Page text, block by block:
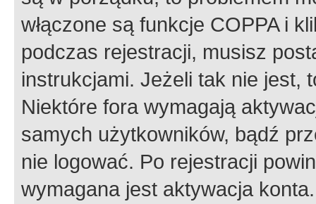
włączone są funkcje COPPA i
podczas rejestracji, musisz
instrukcjami. Jeżeli tak nie jest,
Niektóre fora wymagają
samych użytkowników, bądź
nie logować. Po rejestracji
wymagana jest aktywacja